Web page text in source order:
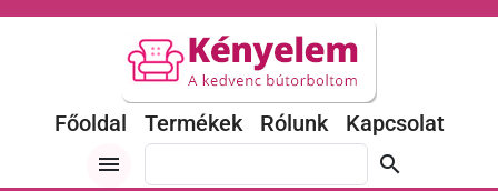
Főoldal Termékek Rólunk
Kapcsolat
menu
search